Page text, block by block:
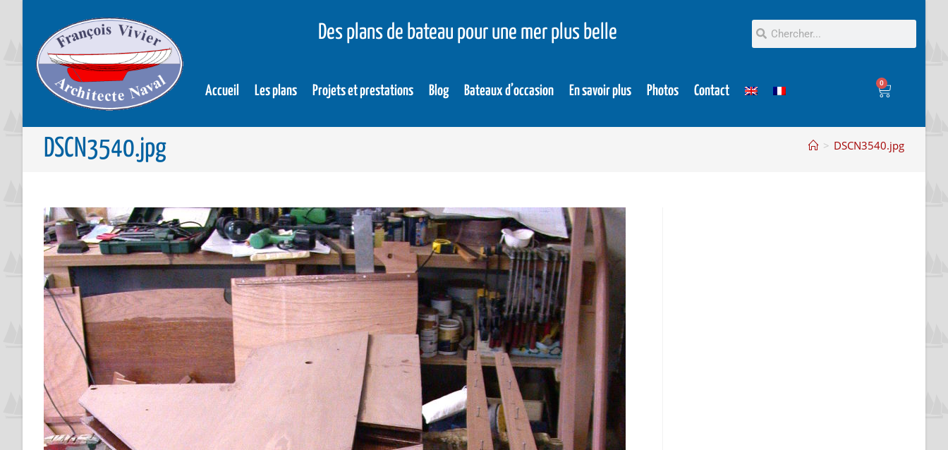
Des plans de bateau pour une mer plus belle
Accueil Les plans Projets et prestations Blog Bateaux d’occasion En savoir plus Photos Contact
0
DSCN3540.jpg > DSCN3540.jpg